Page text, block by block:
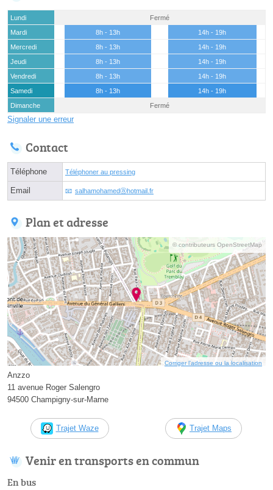
Lundi
Fermé
Mardi
8h - 13h
14h - 19h
Mercredi
8h - 13h
14h - 19h
Jeudi
8h - 13h
14h - 19h
Vendredi
8h - 13h
14h - 19h
Samedi
8h - 13h
14h - 19h
Dimanche
Fermé
Signaler une erreur
Contact
Téléphone Téléphoner au pressing
Email salhamohamedⓐhotmail.fr
Plan et adresse
© contributeurs OpenStreetMap
Corriger l’adresse ou la localisation
Anzzo
11 avenue Roger Salengro
94500 Champigny-sur-Marne
Trajet Waze Trajet Maps
Venir en transports en commun
En bus